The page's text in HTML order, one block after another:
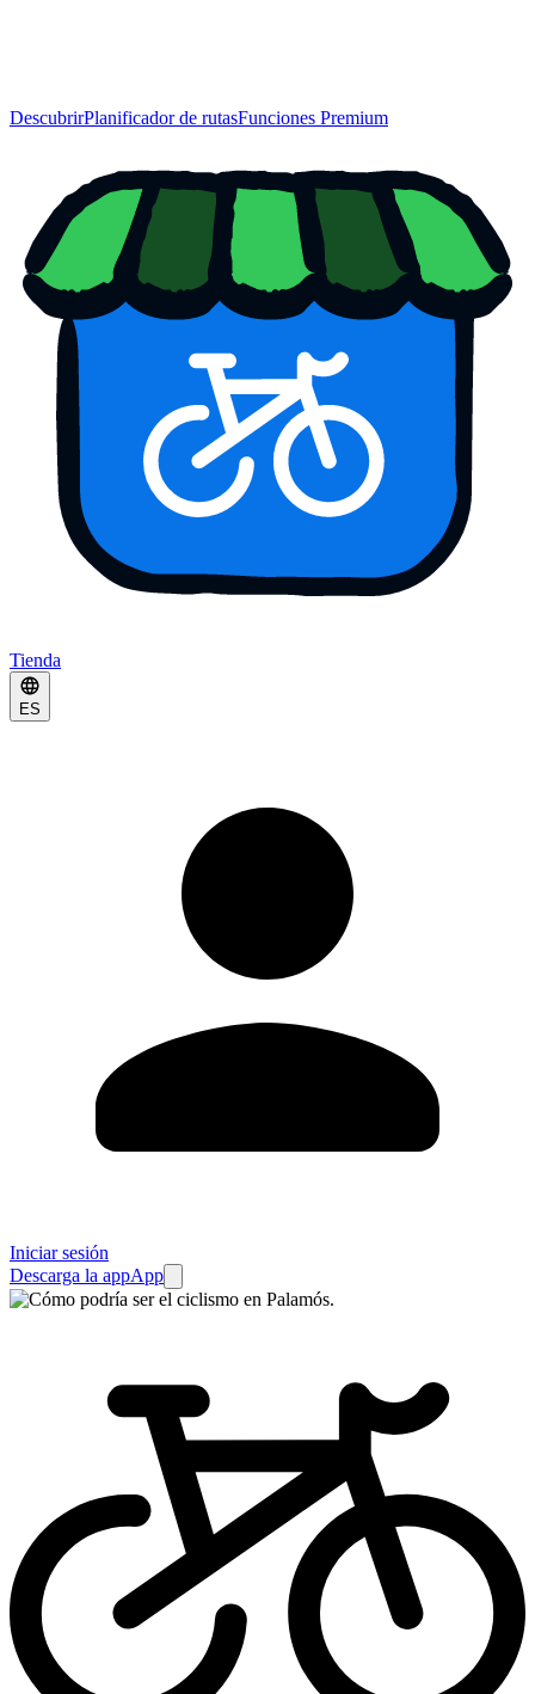
DescubrirPlanificador de rutasFunciones Premium
Tienda
ES
Iniciar sesión
Descarga la appApp